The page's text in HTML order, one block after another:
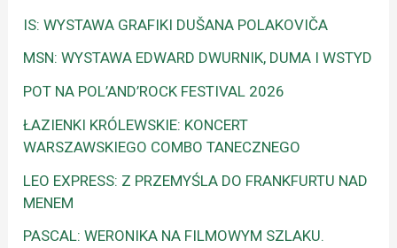
IS: WYSTAWA GRAFIKI DUŠANA POLAKOVIČA
MSN: WYSTAWA EDWARD DWURNIK, DUMA I WSTYD
POT NA POL’AND’ROCK FESTIVAL 2026
ŁAZIENKI KRÓLEWSKIE: KONCERT
WARSZAWSKIEGO COMBO TANECZNEGO
LEO EXPRESS: Z PRZEMYŚLA DO FRANKFURTU NAD
MENEM
PASCAL: WERONIKA NA FILMOWYM SZLAKU.